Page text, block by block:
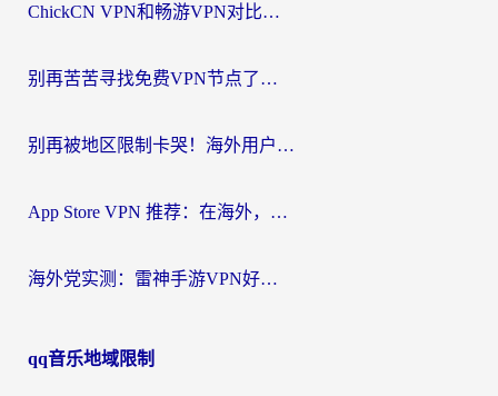
ChickCN VPN和畅游VPN对比哪个回国效果更好？海外党必看的回国加速器选择指南
别再苦苦寻找免费VPN节点了，这才是海外访问国内资源的正确姿势
别再被地区限制卡哭！海外用户vpn中国下载全攻略，无缝刷剧办公社交
App Store VPN 推荐：在海外，如何找回那扇回家的“任意门”？
海外党实测：雷神手游VPN好用吗？和闪电VPN对比哪个回国效果更好？附小众工具深度测评
qq音乐地域限制